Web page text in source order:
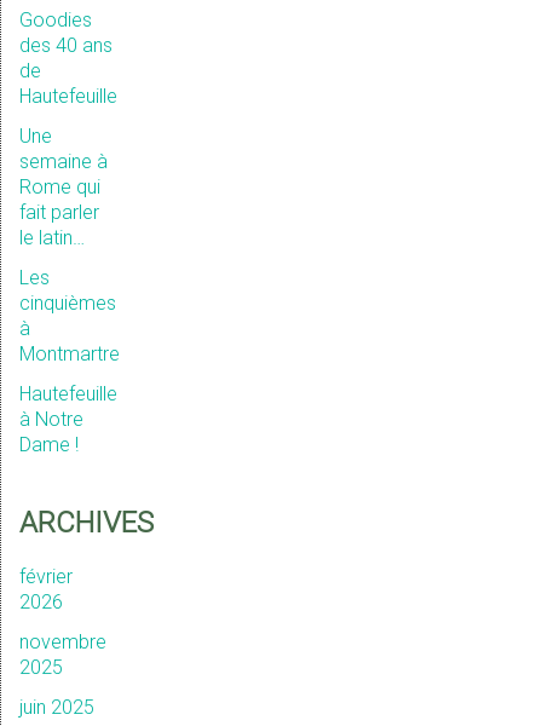
Goodies
des 40 ans
de
Hautefeuille
Une
semaine à
Rome qui
fait parler
le latin…
Les
cinquièmes
à
Montmartre
Hautefeuille
à Notre
Dame !
ARCHIVES
février
2026
novembre
2025
juin 2025